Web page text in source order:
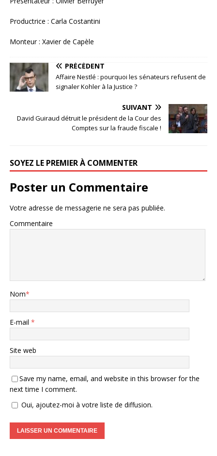
Productrice : Carla Costantini
Monteur : Xavier de Capèle
PRÉCÉDENT
Affaire Nestlé : pourquoi les sénateurs refusent de
signaler Kohler à la Justice ?
SUIVANT
David Guiraud détruit le président de la Cour des
Comptes sur la fraude fiscale !
SOYEZ LE PREMIER À COMMENTER
Poster un Commentaire
Votre adresse de messagerie ne sera pas publiée.
Commentaire
Nom*
E-mail *
Site web
Save my name, email, and website in this browser for the
next time I comment.
Oui, ajoutez-moi à votre liste de diffusion.